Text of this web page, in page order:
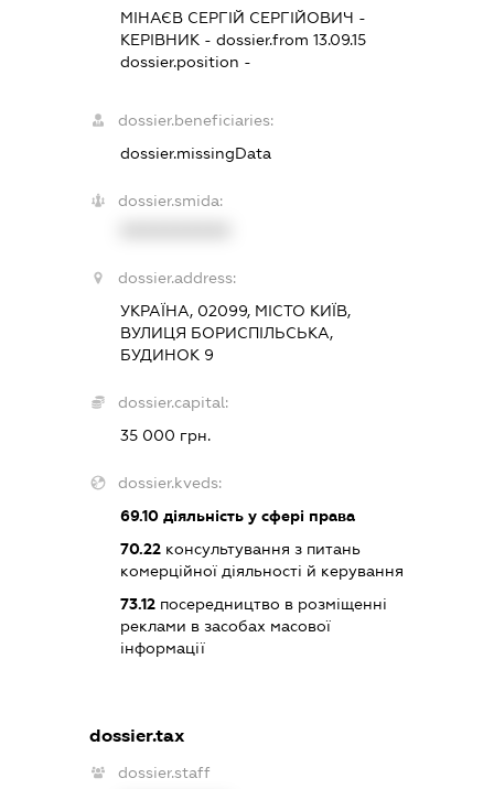
МІНАЄВ СЕРГІЙ СЕРГІЙОВИЧ -
КЕРІВНИК - dossier.from 13.09.15
dossier.position -
dossier.beneficiaries:
dossier.missingData
dossier.smida:
dossier.address:
УКРАЇНА, 02099, МІСТО КИЇВ,
ВУЛИЦЯ БОРИСПІЛЬСЬКА,
БУДИНОК 9
dossier.capital:
35 000 грн.
dossier.kveds:
69.10діяльність у сфері права
70.22консультування з питань
комерційної діяльності й керування
73.12посередництво в розміщенні
реклами в засобах масової
інформації
dossier.tax
dossier.staff